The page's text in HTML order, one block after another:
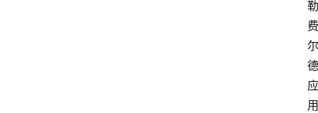
勒
费
尔
德
应
用